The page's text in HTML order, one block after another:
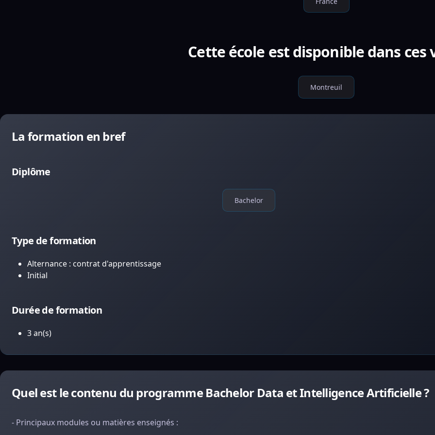
Cette école est disponible dans ces
Montreuil
La formation en bref
Diplôme
Bachelor
Type de formation
Alternance : contrat d'apprentissage
Initial
Durée de formation
3 an(s)
Quel est le contenu du programme Bachelor Data et Intelligence Artificielle ?
- Principaux modules ou matières enseignés :